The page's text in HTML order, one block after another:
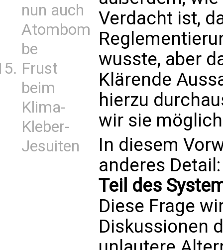
nun auch
Atombom
be
Frust
beim
Klima-
Kleber-
Jesuiten
Verdacht ist,
wusste, aber
Klärende
hierzu
wir sie
In diesem
anderes
Teil des
Diese Frage
Diskussionen